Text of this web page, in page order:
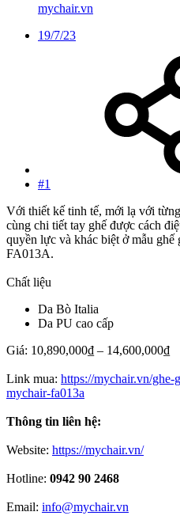
mychair.vn
19/7/23
#1
Với thiết kế tinh tế, mới lạ với
cùng chi tiết tay ghế được cách
quyền lực và khác biệt ở mẫu
FA013A.
Chất liệu
Da Bò Italia
Da PU cao cấp
Giá: 10,890,000₫ – 14,600,000₫
Link mua: https://mychair.vn/ghe-
mychair-fa013a
Thông tin liên hệ:
Website: https://mychair.vn/
Hotline: 0942 90 2468
Email: info@mychair.vn